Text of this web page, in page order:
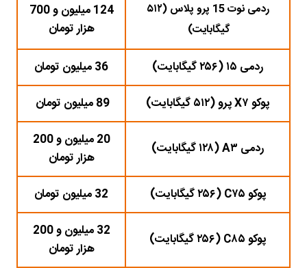
ردمی نوت 15 پرو پلاس (۵۱۲
گیگابایت)
124 میلیون و 700
هزار تومان
ردمی ۱۵ (۲۵۶ گیگابایت)
36 میلیون تومان
پوکو X۷ پرو (۵۱۲ گیگابایت)
89 میلیون تومان
ردمی A۳ (۱۲۸ گیگابایت)
20 میلیون و 200
هزار تومان
پوکو C۷۵ (۲۵۶ گیگابایت)
32 میلیون تومان
پوکو C۸۵ (۲۵۶ گیگابایت)
32 میلیون و 200
هزار تومان